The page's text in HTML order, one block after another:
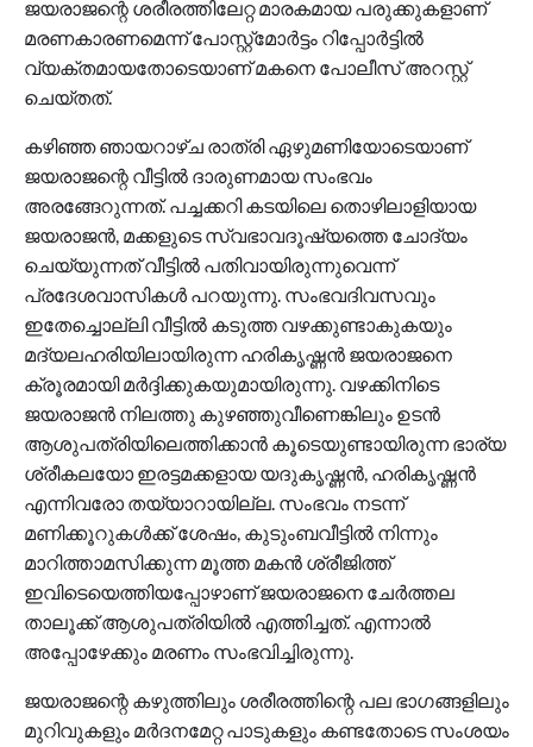
ജയരാജന്റെ ശരീരത്തിലേറ്റ മാരകമായ പരുക്കുകളാണ്
മരണകാരണമെന്ന് പോസ്റ്റ്മോര്‍ട്ടം റിപ്പോര്‍ട്ടില്‍
വ്യക്തമായതോടെയാണ് മകനെ പോലീസ് അറസ്റ്റ്
ചെയ്തത്.
കഴിഞ്ഞ ഞായറാഴ്ച രാത്രി ഏഴുമണിയോടെയാണ്
ജയരാജന്റെ വീട്ടില്‍ ദാരുണമായ സംഭവം
അരങ്ങേറുന്നത്. പച്ചക്കറി കടയിലെ തൊഴിലാളിയായ
ജയരാജന്‍, മക്കളുടെ സ്വഭാവദൂഷ്യത്തെ ചോദ്യം
ചെയ്യുന്നത് വീട്ടില്‍ പതിവായിരുന്നുവെന്ന്
പ്രദേശവാസികള്‍ പറയുന്നു. സംഭവദിവസവും
ഇതേച്ചൊല്ലി വീട്ടില്‍ കടുത്ത വഴക്കുണ്ടാകുകയും
മദ്യലഹരിയിലായിരുന്ന ഹരികൃഷ്ണന്‍ ജയരാജനെ
ക്രൂരമായി മര്‍ദ്ദിക്കുകയുമായിരുന്നു. വഴക്കിനിടെ
ജയരാജന്‍ നിലത്തു കുഴഞ്ഞുവീണെങ്കിലും ഉടന്‍
ആശുപത്രിയിലെത്തിക്കാന്‍ കൂടെയുണ്ടായിരുന്ന ഭാര്യ
ശ്രീകലയോ ഇരട്ടമക്കളായ യദുകൃഷ്ണന്‍, ഹരികൃഷ്ണന്‍
എന്നിവരോ തയ്യാറായില്ല. സംഭവം നടന്ന്
മണിക്കൂറുകള്‍ക്ക് ശേഷം, കുടുംബവീട്ടില്‍ നിന്നും
മാറിത്താമസിക്കുന്ന മൂത്ത മകന്‍ ശ്രീജിത്ത്
ഇവിടെയെത്തിയപ്പോഴാണ് ജയരാജനെ ചേര്‍ത്തല
താലൂക്ക് ആശുപത്രിയില്‍ എത്തിച്ചത്. എന്നാല്‍
അപ്പോഴേക്കും മരണം സംഭവിച്ചിരുന്നു.
ജയരാജന്റെ കഴുത്തിലും ശരീരത്തിന്റെ പല ഭാഗങ്ങളിലും
മുറിവുകളും മര്‍ദനമേറ്റ പാടുകളും കണ്ടതോടെ സംശയം